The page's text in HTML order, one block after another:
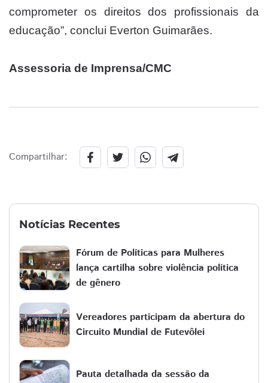
comprometer os direitos dos profissionais da
educação”, conclui Everton Guimarães.
Assessoria de Imprensa/CMC
Compartilhar:
Notícias Recentes
Fórum de Políticas para Mulheres
lança cartilha sobre violência política
de gênero
Vereadores participam da abertura do
Circuito Mundial de Futevôlei
Pauta detalhada da sessão da